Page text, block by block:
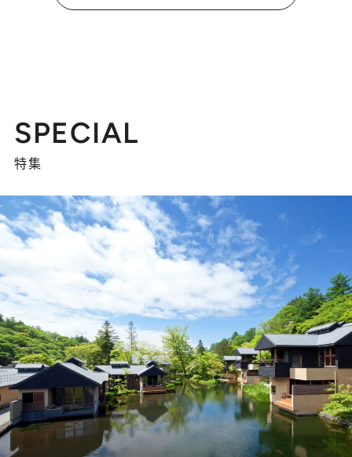
SPECIAL
特集